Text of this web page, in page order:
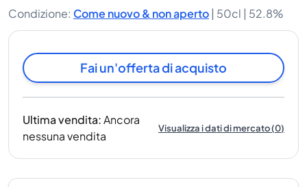
Condizione: Come nuovo & non aperto | 50cl | 52.8%
Fai un'offerta di acquisto
Ultima vendita:Ancora
nessuna vendita
Visualizza i dati di mercato(0)